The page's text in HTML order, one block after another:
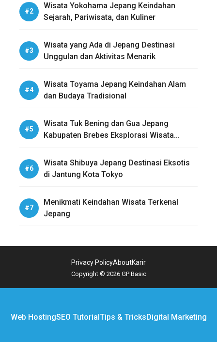
Wisata Yokohama Jepang Keindahan
Sejarah, Pariwisata, dan Kuliner
Wisata yang Ada di Jepang Destinasi
Unggulan dan Aktivitas Menarik
Wisata Toyama Jepang Keindahan Alam
dan Budaya Tradisional
Wisata Tuk Bening dan Gua Jepang
Kabupaten Brebes Eksplorasi Wisata
Wisata Shibuya Jepang Destinasi Eksotis
di Jantung Kota Tokyo
Menikmati Keindahan Wisata Terkenal
Jepang
Copyright © 2026 GP Basic
Privacy PolicyAboutKarir
Web HostingSEO TutorialTips & TricksDigital Marketing